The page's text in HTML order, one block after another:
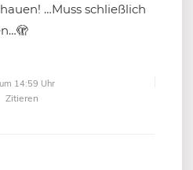
…Muss schließlich
14:59 Uhr
Zitieren